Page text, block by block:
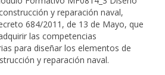
y reparación naval,
684/2011, de 13 de Mayo, que
las competencias
para diseñar los elementos de
y reparación naval.